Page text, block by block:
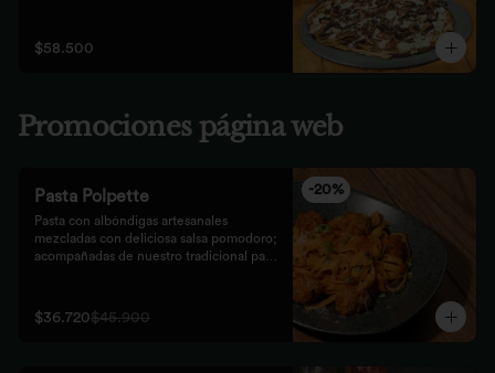
$58.500
Promociones página web
-20%
Pasta Polpette
Pasta con albóndigas artesanales
mezcladas con deliciosa salsa pomodoro;
acompañadas de nuestro tradicional pan
$36.720$45.900